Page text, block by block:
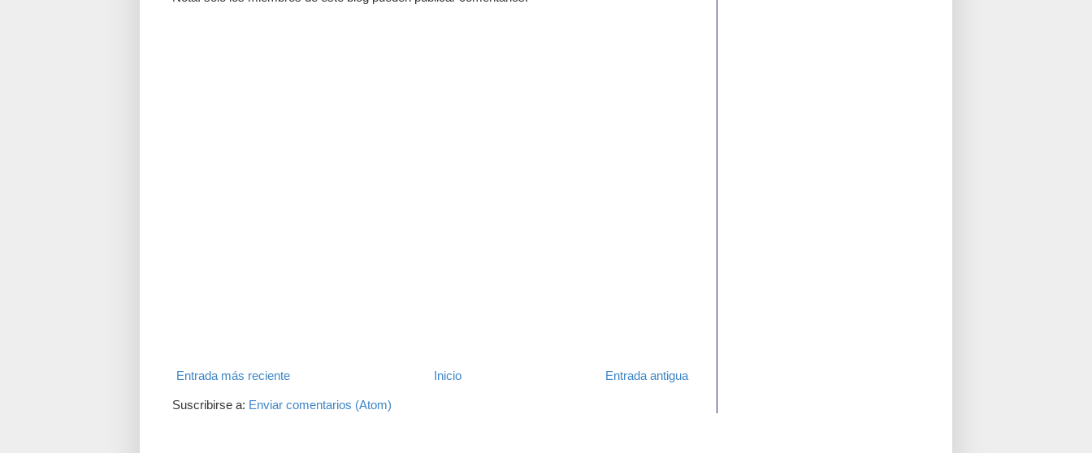
Entrada más reciente Entrada antigua
Inicio
Suscribirse a: Enviar comentarios (Atom)